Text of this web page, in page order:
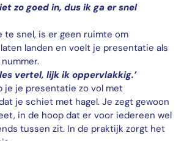
zo goed in, dus ik ga er snel
te snel, is er geen ruimte om
landen en voelt je presentatie als
vertel, lijk ik oppervlakkig.’
je je presentatie zo vol met
je schiet met hagel. Je zegt gewoon
in de hoop dat er voor iedereen wel
tussen zit. In de praktijk zorgt het